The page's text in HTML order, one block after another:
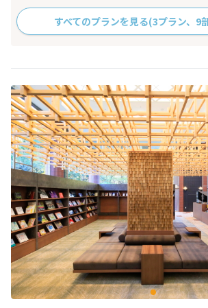
すべてのプランを見る(3プラン、9